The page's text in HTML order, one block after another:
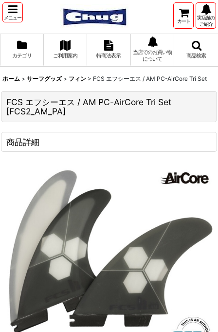
メニュー
カート
実店舗の
ご紹介
カテゴリ ご利用案内 特商法表示
当店でのお買い物
について
商品検索
ホーム > サーフグッズ > フィン > FCS エフシーエス / AM PC-AirCore Tri Set
FCS エフシーエス / AM PC-AirCore Tri Set
[FCS2_AM_PA]
商品詳細